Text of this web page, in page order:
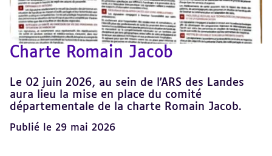
Charte Romain Jacob
Le 02 juin 2026, au sein de l'ARS des Landes
aura lieu la mise en place du comité
départementale de la charte Romain Jacob.
Publié le 29 mai 2026